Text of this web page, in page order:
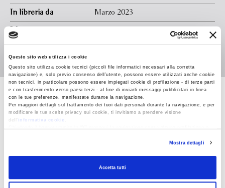
Questo sito web utilizza i cookie
Questo sito utilizza cookie tecnici (piccoli file informatici necessari alla corretta
navigazione) e, solo previo consenso dell’utente, possono essere utilizzati anche cookie
non tecnici, in particolare possono essere impiegati cookie di profilazione - di terze parti
e con trasferimento verso paesi terzi - al fine di inviarti messaggi pubblicitari in linea
con le tue preferenze, manifestate durante la navigazione.
Per maggiori dettagli sul trattamento dei tuoi dati personali durante la navigazione, e per
modificare le tue scelte privacy sui cookie, ti invitiamo a prendere visione
dell’
informativa cookie
RevocaMostra dettagli
Accetta tutti
In libreria da Marzo 2023
Isbn
Irene Vallejo